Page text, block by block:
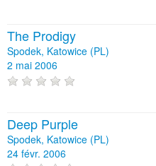
The Prodigy
Spodek, Katowice (PL)
2 mai 2006
Deep Purple
Spodek, Katowice (PL)
24 févr. 2006